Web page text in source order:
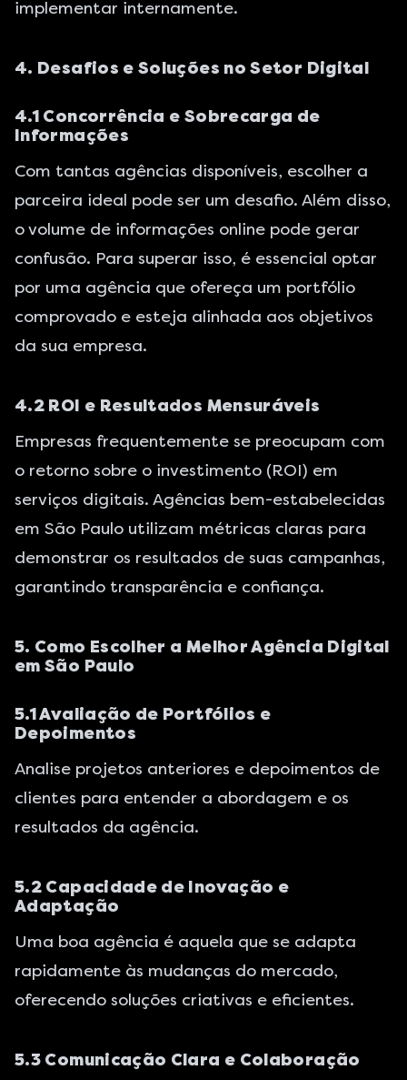
implementar internamente.
4. Desafios e Soluções no Setor Digital
4.1 Concorrência e Sobrecarga de
Informações
Com tantas agências disponíveis, escolher a
parceira ideal pode ser um desafio. Além disso,
o volume de informações online pode gerar
confusão. Para superar isso, é essencial optar
por uma agência que ofereça um portfólio
comprovado e esteja alinhada aos objetivos
da sua empresa.
4.2 ROI e Resultados Mensuráveis
Empresas frequentemente se preocupam com
o retorno sobre o investimento (ROI) em
serviços digitais. Agências bem-estabelecidas
em São Paulo utilizam métricas claras para
demonstrar os resultados de suas campanhas,
garantindo transparência e confiança.
5. Como Escolher a Melhor Agência Digital
em São Paulo
5.1 Avaliação de Portfólios e
Depoimentos
Analise projetos anteriores e depoimentos de
clientes para entender a abordagem e os
resultados da agência.
5.2 Capacidade de Inovação e
Adaptação
Uma boa agência é aquela que se adapta
rapidamente às mudanças do mercado,
oferecendo soluções criativas e eficientes.
5.3 Comunicação Clara e Colaboração